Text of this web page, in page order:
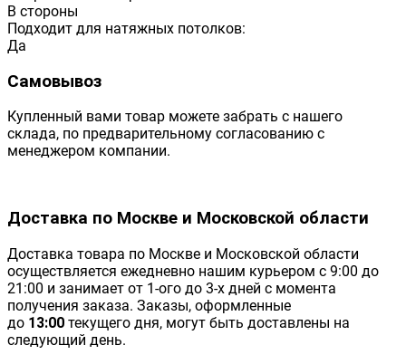
В стороны
Подходит для натяжных потолков:
Да
Самовывоз
Купленный вами товар можете забрать с нашего
склада, по предварительному согласованию с
менеджером компании.
Доставка по Москве и Московской области
Доставка товара по Москве и Московской области
осуществляется ежедневно нашим курьером с 9:00 до
21:00 и занимает от 1-ого до 3-х дней с момента
получения заказа. Заказы, оформленные
до 13:00 текущего дня, могут быть доставлены на
следующий день.